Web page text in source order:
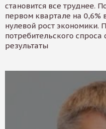
становится все труднее.
первом квартале на 0,6%
нулевой рост экономики.
потребительского
результаты